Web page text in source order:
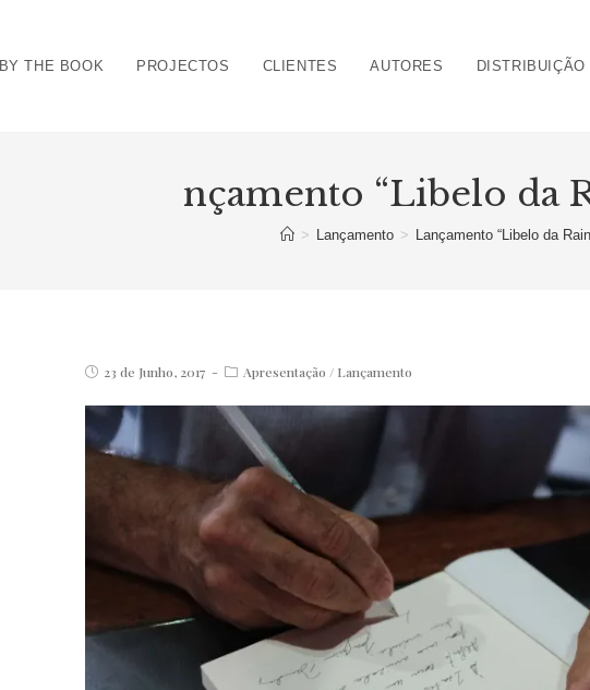
BY THE BOOK PROJECTOS CLIENTES AUTORES DISTRIBUIÇÃO
nçamento “Libelo da
> Lançamento > Lançamento “Libelo da
Post23 de Junho, 2017
PostApresentação / Lançamento